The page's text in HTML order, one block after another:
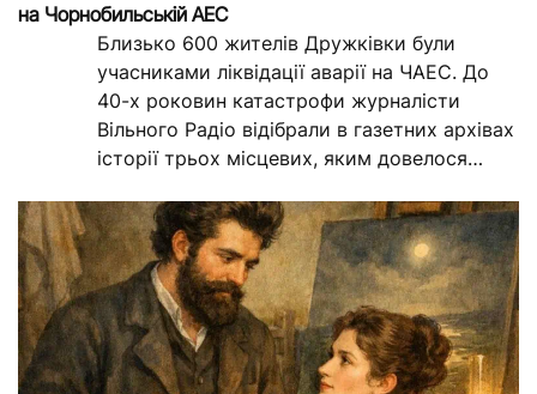
на Чорнобильській АЕС
Близько 600 жителів Дружківки були
учасниками ліквідації аварії на ЧАЕС. До
40-х роковин катастрофи журналісти
Вільного Радіо відібрали в газетних архівах
історії трьох місцевих, яким довелося